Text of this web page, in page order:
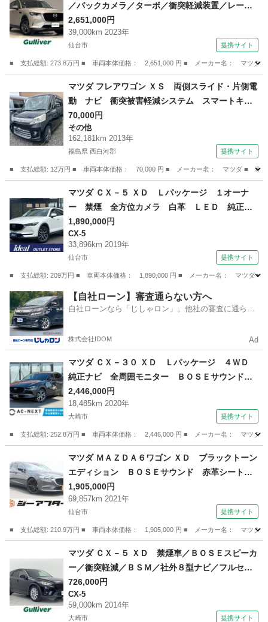
／バックカメラ／ターボ／衝突軽減装置／レーン
キープアシスト／レーダークルーズコントロール
／ブラインドアシストスポット／オートブレーキ
ホールド／横滑り防止装置／オートライト／禁煙
車 （検10.2）
2,651,000円
39,000km 2023年
仙台市 提携サイト
■ 支払総額: 273.8万円 ■ 車両本体価格： 2,651,000 円 ■ メーカー名： マツダ
マツダ
マツダ フレアワゴン ＸＳ 両側スライド・片側電
動 ナビ 衝突被害軽減システム スマートキ
ー アイドリングストップ ベンチシート ＣＶ
Ｔ 盗難防止システム ＡＢＳ ＥＳＣ アルミ
ホイール 衝突安全ボディ エアコン （検8.12）
70,000円
その他
162,181km 2013年
福島県 西白河郡 提携サイト
■ 支払総額: 12万円 ■ 車両本体価格： 70,000 円 ■ メーカー名： マツダ ■ 車
その他
マツダ ＣＸ－５ ＸＤ Ｌパッケージ １オーナ
ー 禁煙 全方位カメラ 白革 ＬＥＤ 純正フ
ルセグナビ ＡＣＣ 衝突軽減Ｂ レーンセン
ス ＢＯＳＥ１０スピーカー ＤＶＤ オートゲ
ート オートホールド ＥＴＣ 純正１９ＡＷ
1,890,000円
CX-5
33,896km 2019年
仙台市 提携サイト
■ 支払総額: 209万円 ■ 車両本体価格： 1,890,000 円 ■ メーカー名： マツダ
宮城 仙台市 CX-5
【自社ローン】審査通らない方へ
自社ローンなら「じしゃロン」。他社の審査に通らな
株式会社IDOM Ad
マツダ ＣＸ－３０ ＸＤ Ｌパッケージ ４ＷＤ
純正ナビ 全周囲モニター ＢＯＳＥサウンド
デジタルインナーミラー ドラレコ ダウンヒ
ル ヘッドアップディスプレイ クルーズコント
ロール パドルシフト ステアリングヒーター
シートヒーター （検9.3）
2,446,000円
18,485km 2020年
大崎市 提携サイト
■ 支払総額: 252.8万円 ■ 車両本体価格： 2,446,000 円 ■ メーカー名： マツ
マツダ
マツダ ＭＡＺＤＡ６ワゴン ＸＤ ブラックトーン
エディション ＢＯＳＥサウンド 赤革シート
純正８インチナビ フルセグＴＶ 全周囲カメ
ラ レーダークルーズコントロール 衝突軽減ブ
レーキ 純正１９インチアルミホイール ブライ
ンドスポットモニター （なし）
1,905,000円
69,857km 2021年
仙台市 提携サイト
■ 支払総額: 210.9万円 ■ 車両本体価格： 1,905,000 円 ■ メーカー名： マツダ
マツダ
マツダ ＣＸ－５ ＸＤ 禁煙車／ＢＯＳＥスピーカ
ー／衝突軽減／ＢＳＭ／社外８型ナビ／フルセグ
／バックカメラ／クルコン／ＥＴＣ／ドライブレ
コーダー／ＥＴＣ／Ａストップ／横滑り防止装置
／純正１７インチアルミ／オートライト （検9.9）
726,000円
CX-5
59,000km 2014年
大崎市 提携サイト